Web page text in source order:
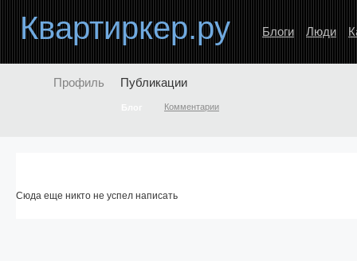
Квартиркер.ру Блоги Люди
Профиль Публикации
Комментарии
Сюда еще никто не успел написать